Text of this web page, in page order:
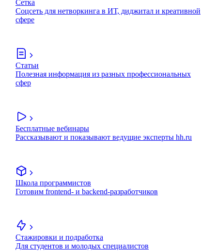
Сетка
Соцсеть для нетворкинга в ИТ, диджитал и креативной
сфере
Статьи
Полезная информация из разных профессиональных
сфер
Бесплатные вебинары
Рассказывают и показывают ведущие эксперты hh.ru
Школа программистов
Готовим frontend- и backend-разработчиков
Стажировки и подработка
Для студентов и молодых специалистов